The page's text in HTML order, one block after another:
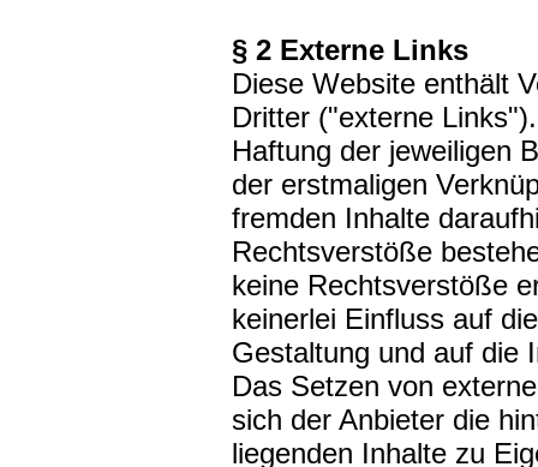
§ 2 Externe Links
Diese Website enthält
Dritter ("externe
Haftung der jeweiligen
der erstmaligen
fremden Inhalte
Rechtsverstöße
keine Rechtsverstöße
keinerlei Einfluss auf
Gestaltung und auf die
Das Setzen von
sich der Anbieter die
liegenden Inhalte zu